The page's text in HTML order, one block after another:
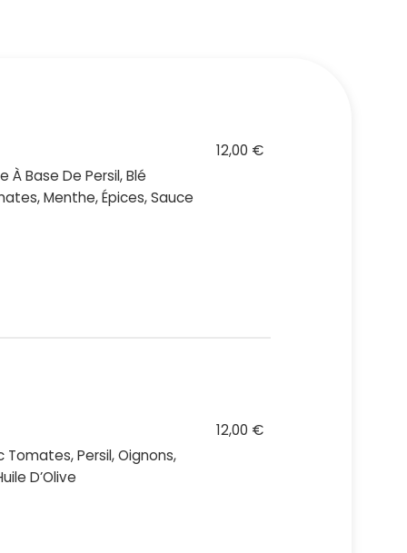
À Base De Persil, Blé
Menthe, Épices, Sauce
12,00 €
Persil, Oignons,
D’Olive
12,00 €